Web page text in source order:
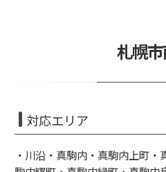
札幌
対応エリア
・川沿・真駒内・真駒内上町